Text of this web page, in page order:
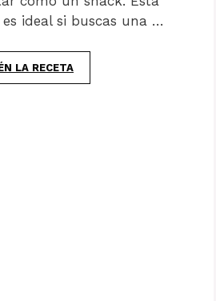
es ideal si buscas una …
LA RECETA